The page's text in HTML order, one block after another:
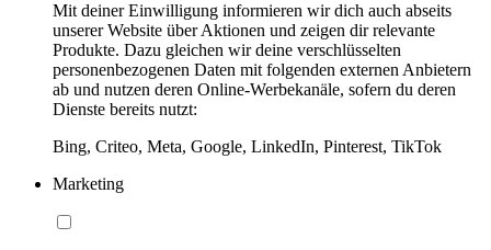
Mit deiner Einwilligung informieren wir dich auch abseits
unserer Website über Aktionen und zeigen dir relevante
Produkte. Dazu gleichen wir deine verschlüsselten
personenbezogenen Daten mit folgenden externen Anbietern
ab und nutzen deren Online-Werbekanäle, sofern du deren
Dienste bereits nutzt:
Bing, Criteo, Meta, Google, LinkedIn, Pinterest, TikTok
Marketing